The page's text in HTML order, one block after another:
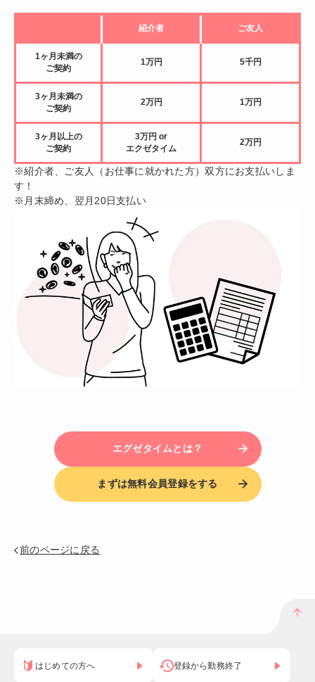
紹介者 ご友人
1ヶ月未満の
ご契約
1万円 5千円
3ヶ月未満の
ご契約
2万円 1万円
3ヶ月以上の
ご契約
3万円 or
エクゼタイム
2万円
※紹介者、ご友人（お仕事に就かれた方）双方にお支払いしま
す！
※月末締め、翌月20日支払い
エグゼタイムとは？
まずは無料会員登録をする
前のページに戻る
はじめての方へ 登録から勤務終了